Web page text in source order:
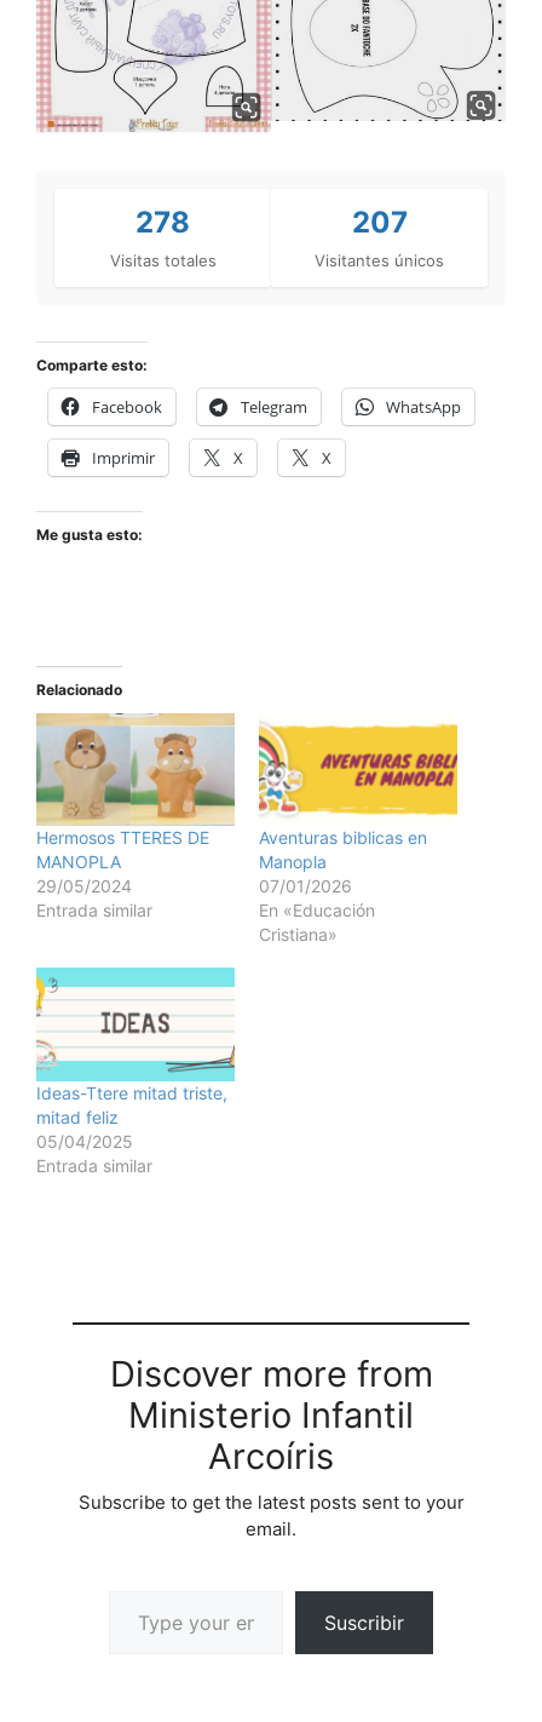
278
Visitas totales
207
Visitantes únicos
Comparte esto:
Facebook Telegram WhatsApp
Imprimir X X
Me gusta esto:
Relacionado
Hermosos TTERES DE
MANOPLA
29/05/2024
Entrada similar
Aventuras biblicas en
Manopla
07/01/2026
En «Educación
Cristiana»
Ideas-Ttere mitad triste,
mitad feliz
05/04/2025
Entrada similar
Discover more from
Ministerio Infantil
Arcoíris
Subscribe to get the latest posts sent to your
email.
Suscribir